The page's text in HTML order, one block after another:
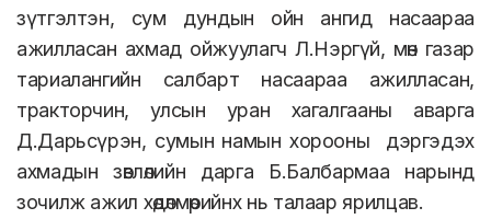
зүтгэлтэн, сум дундын ойн ангид насаараа
ажилласан ахмад ойжуулагч Л.Нэргүй, мөн газар
тариалангийн салбарт насаараа ажилласан,
тракторчин, улсын уран хагалгааны аварга
Д.Дарьсүрэн, сумын намын хорооны дэргэдэх
ахмадын зөвлөлийн дарга Б.Балбармаа нарынд
зочилж ажил хөдөлмөрийнх нь талаар ярилцав.